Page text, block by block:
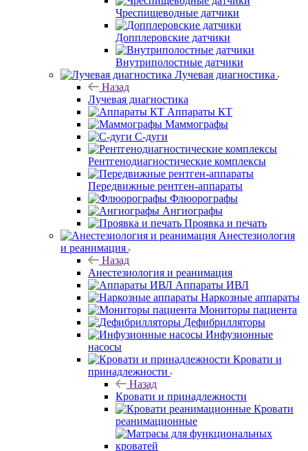
Чреспищеводные датчики
Допплеровские датчики
Внутриполостные датчики
Лучевая диагностика
Назад
Лучевая диагностика
Аппараты КТ
Маммографы
С-дуги
Рентгенодиагностические комплексы
Передвижные рентген-аппараты
Флюорографы
Ангиографы
Проявка и печать
Анестезиология
и реанимация
Назад
Анестезиология и реанимация
Аппараты ИВЛ
Наркозные аппараты
Мониторы пациента
Дефибрилляторы
Инфузионные
насосы
Кровати и
принадлежности
Назад
Кровати и принадлежности
Кровати
реанимационные